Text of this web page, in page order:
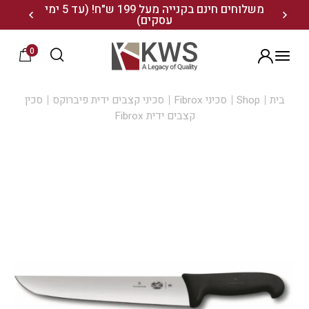
משלוחים חינם בקנייה מעל 199 ש"ח! (עד 5 ימי
עסקים) 20% הנחה על מגוון התיקים השוויצריים לחצו כאן>>
0
Shop סכיני Fibrox סכיני קצבים ידית פיברוקס
סכין
קצבים ידית Fibrox